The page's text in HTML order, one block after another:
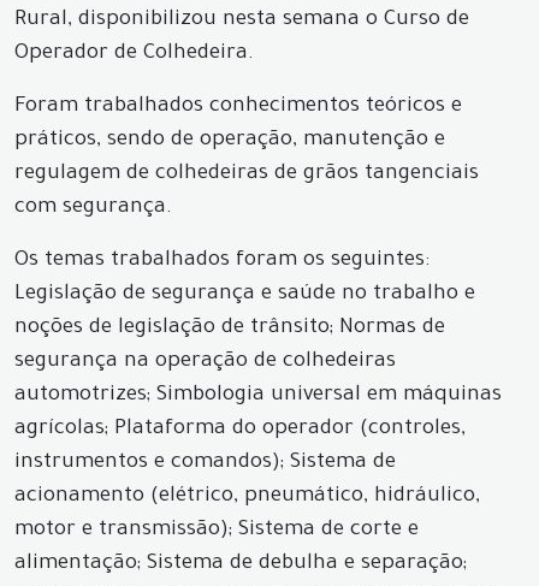
Rural, disponibilizou nesta semana o Curso de
Operador de Colhedeira.
Foram trabalhados conhecimentos teóricos e
práticos, sendo de operação, manutenção e
regulagem de colhedeiras de grãos tangenciais
com segurança.
Os temas trabalhados foram os seguintes:
Legislação de segurança e saúde no trabalho e
noções de legislação de trânsito; Normas de
segurança na operação de colhedeiras
automotrizes; Simbologia universal em máquinas
agrícolas; Plataforma do operador (controles,
instrumentos e comandos); Sistema de
acionamento (elétrico, pneumático, hidráulico,
motor e transmissão); Sistema de corte e
alimentação; Sistema de debulha e separação;